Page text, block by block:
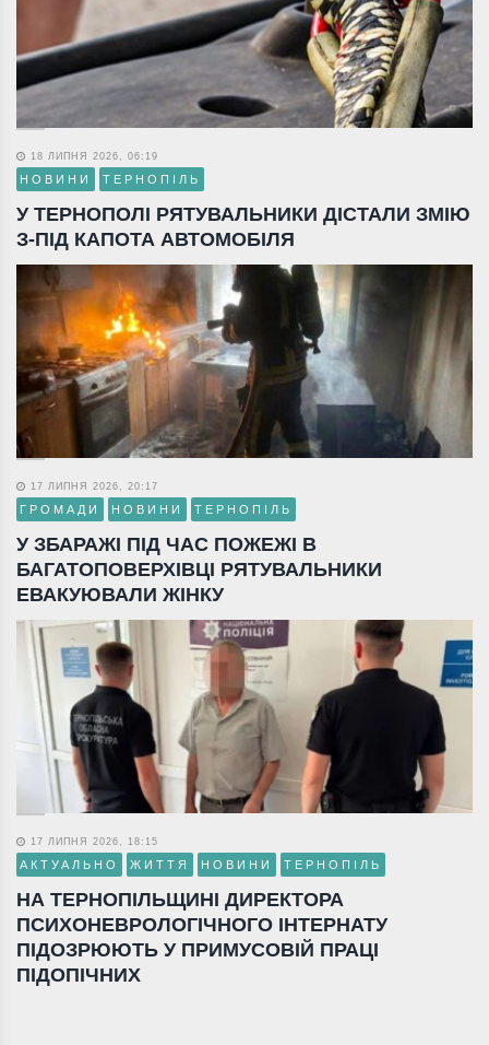
18 ЛИПНЯ 2026, 06:19
НОВИНИ ТЕРНОПІЛЬ
У ТЕРНОПОЛІ РЯТУВАЛЬНИКИ ДІСТАЛИ ЗМІЮ
З-ПІД КАПОТА АВТОМОБІЛЯ
17 ЛИПНЯ 2026, 20:17
ГРОМАДИ НОВИНИ ТЕРНОПІЛЬ
У ЗБАРАЖІ ПІД ЧАС ПОЖЕЖІ В
БАГАТОПОВЕРХІВЦІ РЯТУВАЛЬНИКИ
ЕВАКУЮВАЛИ ЖІНКУ
17 ЛИПНЯ 2026, 18:15
АКТУАЛЬНО ЖИТТЯ НОВИНИ ТЕРНОПІЛЬ
НА ТЕРНОПІЛЬЩИНІ ДИРЕКТОРА
ПСИХОНЕВРОЛОГІЧНОГО ІНТЕРНАТУ
ПІДОЗРЮЮТЬ У ПРИМУСОВІЙ ПРАЦІ
ПІДОПІЧНИХ